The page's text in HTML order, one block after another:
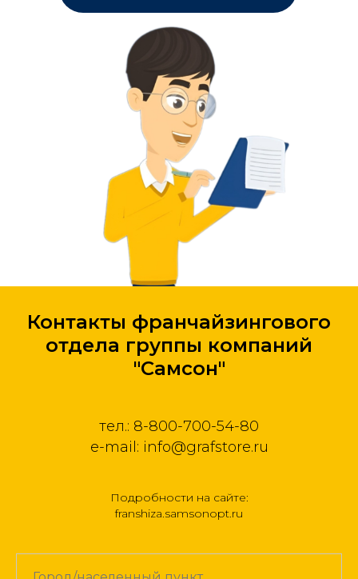
Контакты франчайзингового
отдела группы компаний
"Самсон"
тел.: 8-800-700-54-80
e-mail: info@grafstore.ru
Подробности на сайте:
franshiza.samsonopt.ru